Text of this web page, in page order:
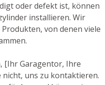
oder defekt ist, können
installieren. Wir
von denen viele
[Ihr Garagentor, Ihre
nicht, uns zu kontaktieren.